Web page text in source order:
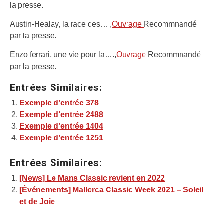
la presse.
Austin-Healay, la race des….,Ouvrage Recommnandé
par la presse.
Enzo ferrari, une vie pour la….,Ouvrage Recommnandé
par la presse.
Entrées Similaires:
Exemple d’entrée 378
Exemple d’entrée 2488
Exemple d’entrée 1404
Exemple d’entrée 1251
Entrées Similaires:
[News] Le Mans Classic revient en 2022
[Événements] Mallorca Classic Week 2021 – Soleil
et de Joie